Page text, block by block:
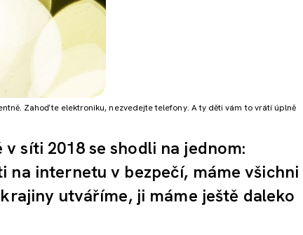
Zahoďte elektroniku, nezvedejte telefony. A ty děti vám to vrátí úplně
síti 2018 se shodli na jednom:
na internetu v bezpečí, máme všichni
utváříme, ji máme ještě daleko